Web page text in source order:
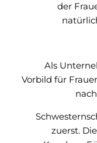
der
Als
Vorbild für
zuerst.